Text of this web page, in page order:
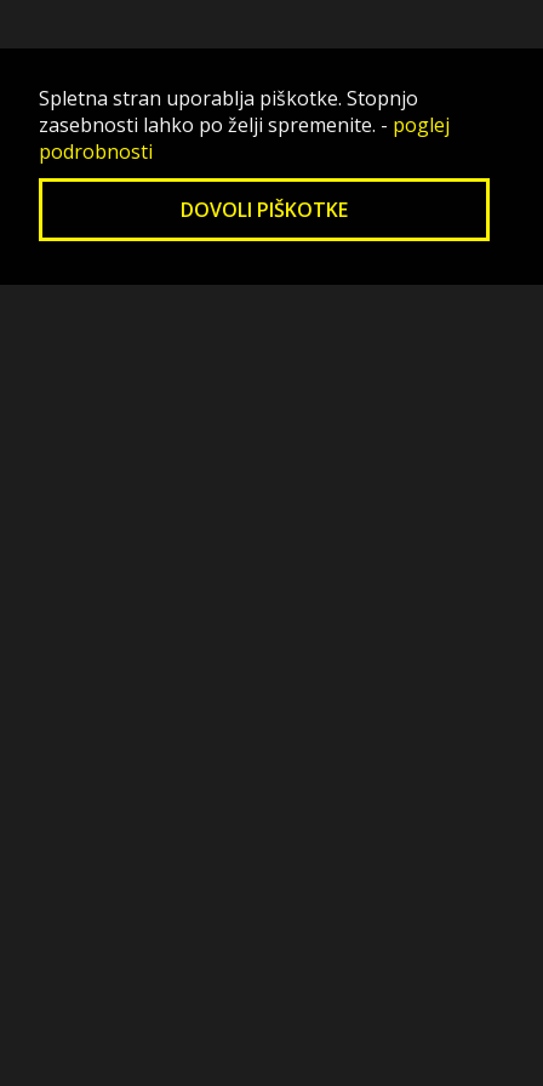
Spletna stran uporablja piškotke. Stopnjo
zasebnosti lahko po želji spremenite. - poglej
podrobnosti
DOVOLI PIŠKOTKE